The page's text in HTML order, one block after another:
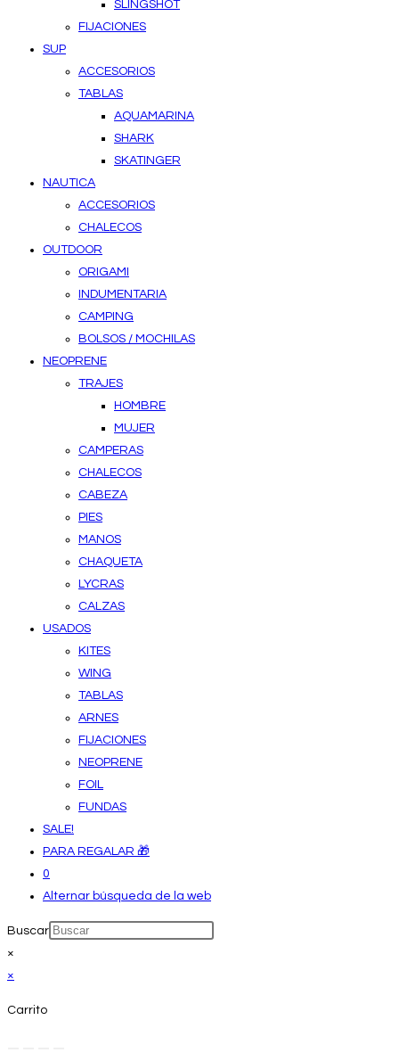
SLINGSHOT
FIJACIONES
SUP
ACCESORIOS
TABLAS
AQUAMARINA
SHARK
SKATINGER
NAUTICA
ACCESORIOS
CHALECOS
OUTDOOR
ORIGAMI
INDUMENTARIA
CAMPING
BOLSOS / MOCHILAS
NEOPRENE
TRAJES
HOMBRE
MUJER
CAMPERAS
CHALECOS
CABEZA
PIES
MANOS
CHAQUETA
LYCRAS
CALZAS
USADOS
KITES
WING
TABLAS
ARNES
FIJACIONES
NEOPRENE
FOIL
FUNDAS
SALE!
PARA REGALAR 🎁
0
Alternar búsqueda de la web
Buscar
×
×
Carrito